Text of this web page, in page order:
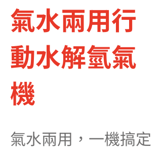
氣水兩用行
動水解氫氣
機
氣水兩用，一機搞定